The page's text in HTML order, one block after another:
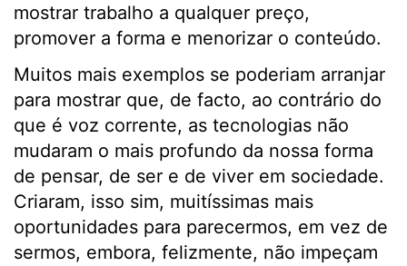
mostrar trabalho a qualquer preço,
promover a forma e menorizar o conteúdo.
Muitos mais exemplos se poderiam arranjar
para mostrar que, de facto, ao contrário do
que é voz corrente, as tecnologias não
mudaram o mais profundo da nossa forma
de pensar, de ser e de viver em sociedade.
Criaram, isso sim, muitíssimas mais
oportunidades para parecermos, em vez de
sermos, embora, felizmente, não impeçam